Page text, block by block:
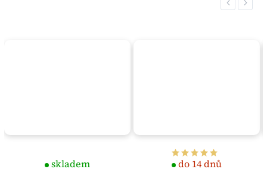
Previous
skladem do 14 dnů
Next